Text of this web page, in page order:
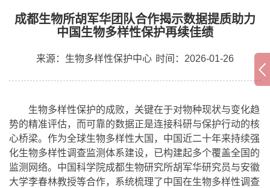
成都生物所胡军华团队合作揭示数据提质助力
中国生物多样性保护再续佳绩
来源： 生物多样性保护中心 时间：2026-01-26
生物多样性保护的成败，关键在于对物种现状与变化趋
势的精准评估，而可靠的数据正是连接科研与保护行动的核
心桥梁。作为全球生物多样性大国，中国近二十年来持续强
化生物多样性调查监测体系建设，已构建起多个覆盖全国的
监测网络。中国科学院成都生物研究所胡军华研究员与安徽
大学李春林教授等合作，系统梳理了中国在生物多样性调查